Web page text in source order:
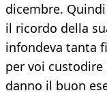
dicembre.
il ricordo della
infondeva tanta
per voi
danno il buon